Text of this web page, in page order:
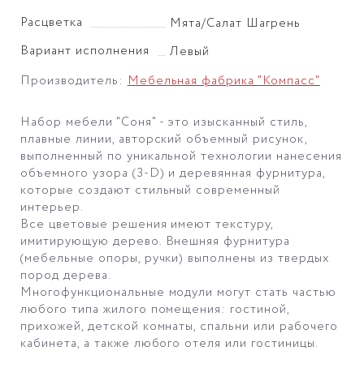
Расцветка
Мята/Салат Шагрень
Вариант исполнения
Левый
Производитель:Мебельная фабрика "Компасс"
Набор мебели "Соня" - это изысканный стиль,
плавные линии, авторский объемный рисунок,
выполненный по уникальной технологии нанесения
объемного узора (3-D) и деревянная фурнитура,
которые создают стильный современный
интерьер.
Все цветовые решения имеют текстуру,
имитирующую дерево. Внешняя фурнитура
(мебельные опоры, ручки) выполнены из твердых
пород дерева.
Многофункциональные модули могут стать частью
любого типа жилого помещения: гостиной,
прихожей, детской комнаты, спальни или рабочего
кабинета, а также любого отеля или гостиницы.